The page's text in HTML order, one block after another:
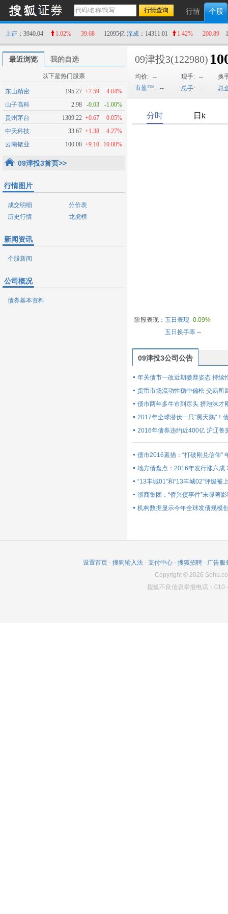
行情 个股
上证 ：3940.04 1.02% 39.68 12095亿 深成 ：14311.01 1.42% 200.89
最近浏览 我的自选
以下是热门股票
东山精密 195.27 +7.59
4.04%
山子高科
2.98 -0.03
-1.00%
贵州茅台
1309.22 +0.67
0.05%
中天科技
33.67 +1.38
4.27%
云南锗业
100.08 +9.10 10.00%
09津投3首页>>
行情图片
成交明细
分价表
历史行情
龙虎榜
新闻资讯
个股新闻
公司概况
债券基本资料
09津投3(122980)
均价: -- 现手: --
换
市盈
: -- 总手: -- 总
阶段表现： 五日表现 -0.09%
五日换手率--
09津投3公司公告
年关债市一改近期萎靡姿态 持续
货币市场流动性稳中偏松 交易所
债市两年多牛市到尽头 挤泡沫才
2017年全球潜伏一只"黑天鹅"！
2016年债券违约近400亿 沪辽鲁
债市2016素描：“打破刚兑信仰”
地方债盘点：2016年发行涨六成
“13丰城01”和“13丰城02”评级被
浙商集团：“侨兴债事件”未显著
机构数据显示今年全球发债规模
设置首页 - 搜狗输入法 - 支付中心 - 搜狐招聘 - 广告服
Copyright© 2026
搜狐不良信息举报电话：010